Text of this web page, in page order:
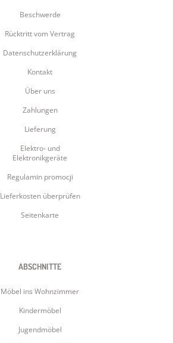
Beschwerde
Rücktritt vom Vertrag
Datenschutzerklärung
Kontakt
Über uns
Zahlungen
Lieferung
Elektro- und
Elektronikgeräte
Regulamin promocji
Lieferkosten überprüfen
Seitenkarte
ABSCHNITTE
Möbel ins Wohnzimmer
Kindermöbel
Jugendmöbel